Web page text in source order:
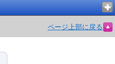
ページ上部に戻る